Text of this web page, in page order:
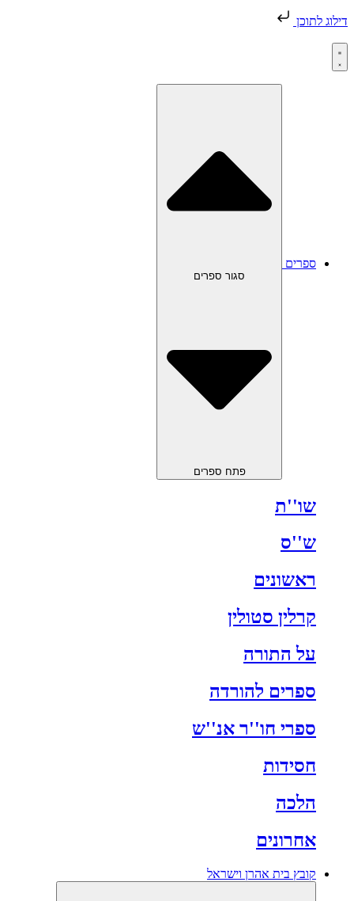
דילוג לתוכן
ספרים
סגור ספרים
פתח ספרים
שו''ת
ש''ס
ראשונים
קרלין סטולין
על התורה
ספרים להורדה
ספרי חו''ר אנ''ש
חסידות
הלכה
אחרונים
קובץ בית אהרן וישראל